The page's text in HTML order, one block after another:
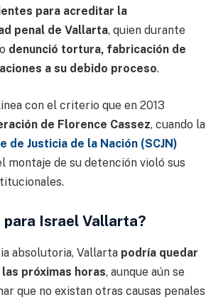
para acreditar la
penal de Vallarta, quien durante
denunció tortura, fabricación de
a su debido proceso.
con el criterio que en 2013
de Florence Cassez, cuando la
de Justicia de la Nación (SCJN)
montaje de su detención violó sus
para Israel Vallarta?
absolutoria, Vallarta podría quedar
próximas horas, aunque aún se
que no existan otras causas penales